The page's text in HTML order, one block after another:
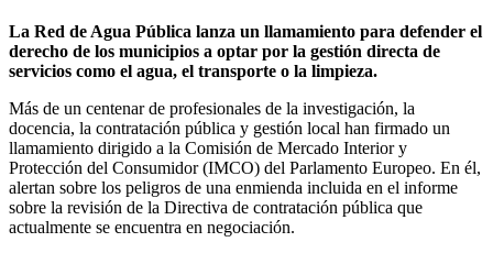
La Red de Agua Pública lanza un llamamiento para defender el
derecho de los municipios a optar por la gestión directa de
servicios como el agua, el transporte o la limpieza.
Más de un centenar de profesionales de la investigación, la
docencia, la contratación pública y gestión local han firmado un
llamamiento dirigido a la Comisión de Mercado Interior y
Protección del Consumidor (IMCO) del Parlamento Europeo. En él,
alertan sobre los peligros de una enmienda incluida en el informe
sobre la revisión de la Directiva de contratación pública que
actualmente se encuentra en negociación.